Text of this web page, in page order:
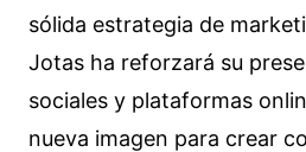
sólida estrategia de
Jotas ha reforzará su
sociales y plataformas
nueva imagen para crear